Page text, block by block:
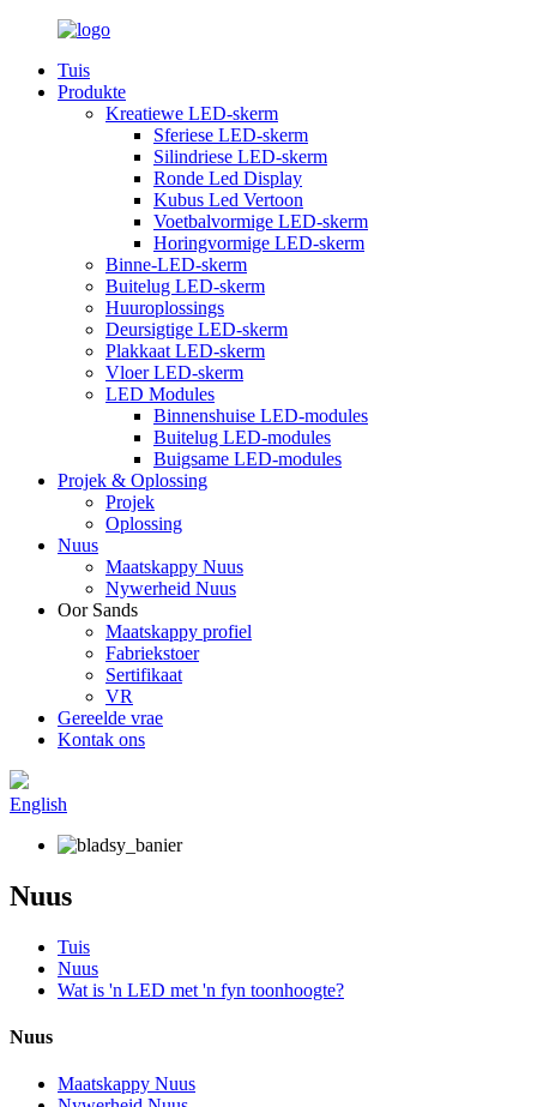
Tuis
Produkte
Kreatiewe LED-skerm
Sferiese LED-skerm
Silindriese LED-skerm
Ronde Led Display
Kubus Led Vertoon
Voetbalvormige LED-skerm
Horingvormige LED-skerm
Binne-LED-skerm
Buitelug LED-skerm
Huuroplossings
Deursigtige LED-skerm
Plakkaat LED-skerm
Vloer LED-skerm
LED Modules
Binnenshuise LED-modules
Buitelug LED-modules
Buigsame LED-modules
Projek & Oplossing
Projek
Oplossing
Nuus
Maatskappy Nuus
Nywerheid Nuus
Oor Sands
Maatskappy profiel
Fabriekstoer
Sertifikaat
VR
Gereelde vrae
Kontak ons
English
Nuus
Tuis
Nuus
Wat is 'n LED met 'n fyn toonhoogte?
Nuus
Maatskappy Nuus